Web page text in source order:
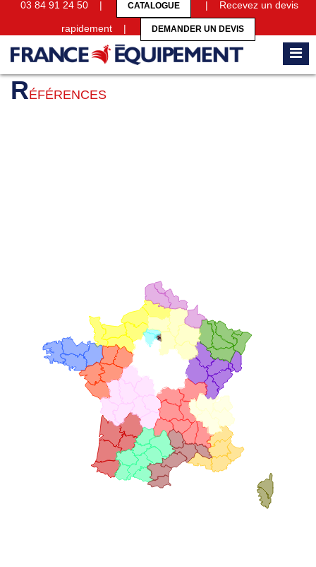
03 84 91 24 50 | CATALOGUE | Recevez un devis
rapidement | DEMANDER UN DEVIS
Accueil Références
RÉFÉRENCES